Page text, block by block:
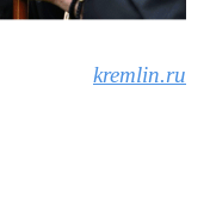
kremlin.ru